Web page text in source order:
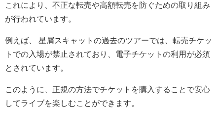
これにより、不正な転売や高額転売を防ぐための取り組み
が行われています。
例えば、 星屑スキャットの過去のツアーでは、転売チケッ
トでの入場が禁止されており、電子チケットの利用が必須
とされています。
このように、正規の方法でチケットを購入することで安心
してライブを楽しむことができます。